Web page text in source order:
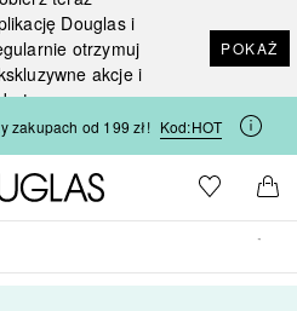
Douglas i
otrzymuj
akcje i
POKAŻ
zakupach od 199 zł! Kod:HOT
Strona główna Douglas
Do listyDo